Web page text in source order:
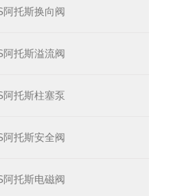
阿托斯换向阀
阿托斯溢流阀
阿托斯柱塞泵
阿托斯安全阀
阿托斯电磁阀